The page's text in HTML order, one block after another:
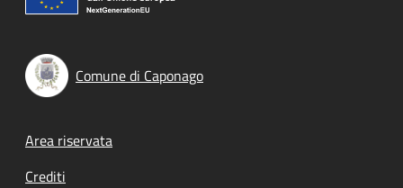
Comune di Caponago
Footer menu
Area riservata
Crediti